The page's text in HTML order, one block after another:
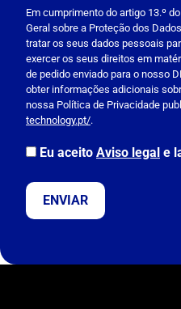
l
e
a
s
e
l
e
a
e
s
Em cumprimento do artigo 13.º
Geral sobre a Proteção dos
tratar os seus dados pessoais
exercer os seus direitos em
de pedido enviado para o nosso
obter informações adicionais
nossa Política de Privacidade
technology.pt/.
Eu aceito Aviso legal e